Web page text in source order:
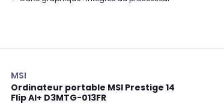
MSI
Ordinateur portable MSI Prestige 14
Flip AI+ D3MTG-013FR